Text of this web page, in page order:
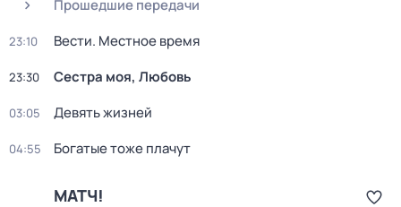
Прошедшие передачи
23:10 Вести. Местное время
23:30 Сестра моя, Любовь
03:05 Девять жизней
04:55 Богатые тоже плачут
МАТЧ!